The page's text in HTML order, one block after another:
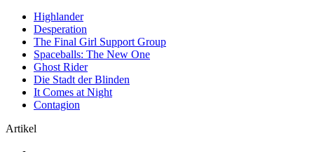
Highlander
Desperation
The Final Girl Support Group
Spaceballs: The New One
Ghost Rider
Die Stadt der Blinden
It Comes at Night
Contagion
Artikel